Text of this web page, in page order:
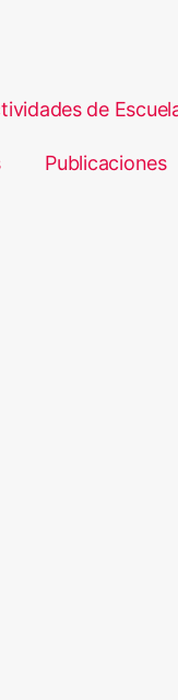
de
Publicaciones